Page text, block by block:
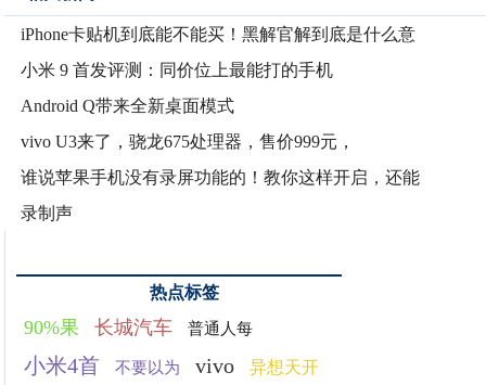
iPhone卡贴机到底能不能买！黑解官解到底是什么意
小米 9 首发评测：同价位上最能打的手机
Android Q带来全新桌面模式
vivo U3来了，骁龙675处理器，售价999元，
谁说苹果手机没有录屏功能的！教你这样开启，还能
录制声
热点标签
90%果 长城汽车 普通人每
小米4首 不要以为 vivo 异想天开